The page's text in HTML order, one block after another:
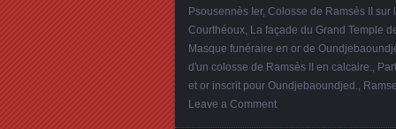
Psousennès Ier, Colosse de Ramsès II sur
Courthéoux La façade du Grand Temple
Masque funéraire en or de
d'un colosse de Ramsès II en calcaire.
et or inscrit pour Oundjebaoundjed.
Leave a Comment